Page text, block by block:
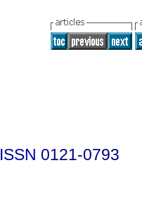
ISSN 0121-0793